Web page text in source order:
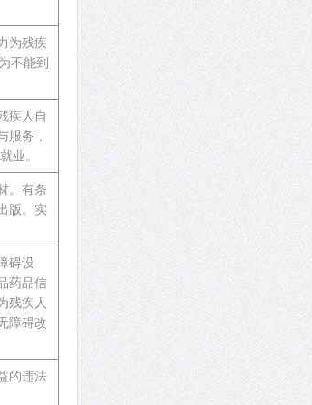
为残疾
不能到
疾人自
服务，
业。
。有条
版。实
碍设
药品信
残疾人
障碍改
的违法